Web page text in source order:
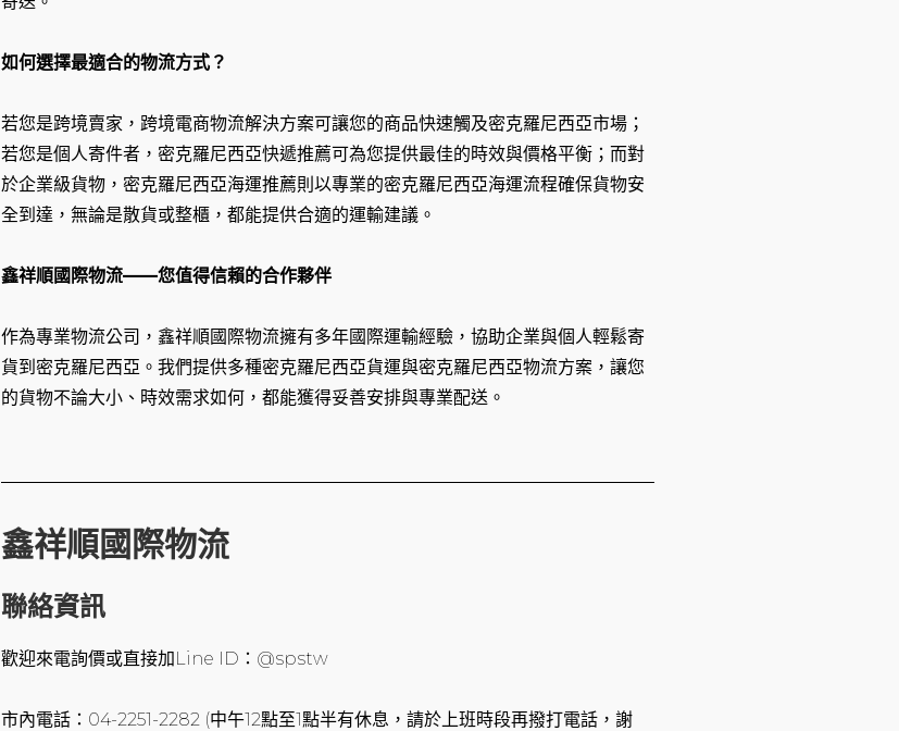
如何選擇最適合的物流方式？
若您是跨境賣家，跨境電商物流解決方案可讓您的商品快速觸及密克羅尼西亞市場；
若您是個人寄件者，密克羅尼西亞快遞推薦可為您提供最佳的時效與價格平衡；而對
於企業級貨物，密克羅尼西亞海運推薦則以專業的密克羅尼西亞海運流程確保貨物安
全到達，無論是散貨或整櫃，都能提供合適的運輸建議。
鑫祥順國際物流——您值得信賴的合作夥伴
作為專業物流公司，鑫祥順國際物流擁有多年國際運輸經驗，協助企業與個人輕鬆寄
貨到密克羅尼西亞。我們提供多種密克羅尼西亞貨運與密克羅尼西亞物流方案，讓您
的貨物不論大小、時效需求如何，都能獲得妥善安排與專業配送。
鑫祥順國際物流
聯絡資訊
歡迎來電詢價或直接加Line ID：@spstw
市內電話：04-2251-2282 (中午12點至1點半有休息，請於上班時段再撥打電話，謝